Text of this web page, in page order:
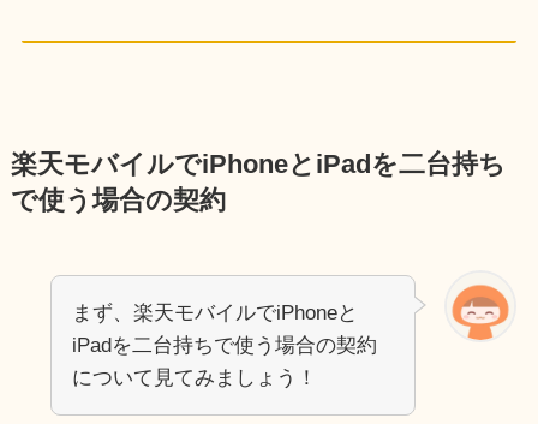
楽天モバイルでiPhoneとiPadを二台持ち
で使う場合の契約
まず、楽天モバイルでiPhoneと
iPadを二台持ちで使う場合の契約
について見てみましょう！